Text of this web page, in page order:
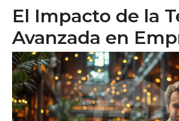
El Impacto de la
Avanzada en